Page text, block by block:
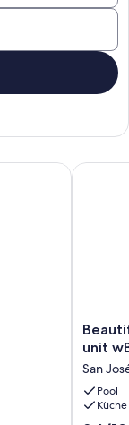
Bed
Condo:
Upstairs
unit
San
Pool
Küche